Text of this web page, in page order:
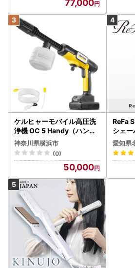
77,000
ケルヒャーモバイル高圧洗
浄機 OC 5 Handy（ハンデ
ィジェット） APV0006
神奈川県横浜市
(0)
50,000
ReFa
シェー
シェー
愛知県